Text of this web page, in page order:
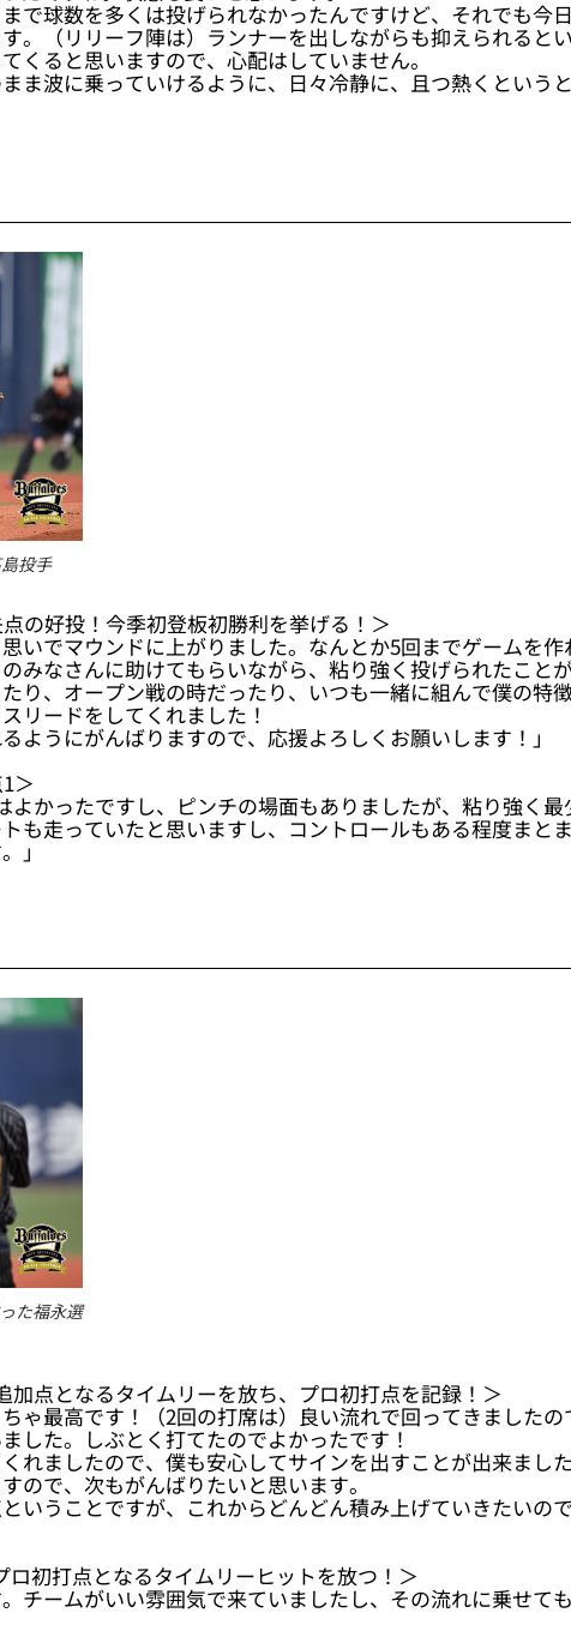
で球数を多くは投げられなかったんですけど、それでも今
。（リリーフ陣は）ランナーを出しながらも抑えられると
くると思いますので、心配はしていません。
ま波に乗っていけるように、日々冷静に、且つ熱くという
投手
の好投！今季初登板初勝利を挙げる！＞
いでマウンドに上がりました。なんとか5回までゲームを
みなさんに助けてもらいながら、粘り強く投げられたこと
り、オープン戦の時だったり、いつも一緒に組んで僕の特
リードをしてくれました！
ようにがんばりますので、応援よろしくお願いします！」
＞
よかったですし、ピンチの場面もありましたが、粘り強く
も走っていたと思いますし、コントロールもある程度まと
」
た福永選
加点となるタイムリーを放ち、プロ初打点を記録！＞
ゃ最高です！（2回の打席は）良い流れで回ってきました
した。しぶとく打てたのでよかったです！
れましたので、僕も安心してサインを出すことが出来まし
ので、次もがんばりたいと思います。
いうことですが、これからどんどん積み上げていきたいの
初打点となるタイムリーヒットを放つ！＞
チームがいい雰囲気で来ていましたし、その流れに乗せて